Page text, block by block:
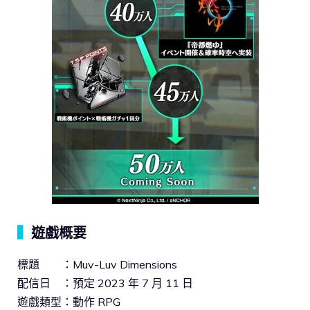
遊戲概要
標題 ：Muv-Luv Dimensions
配信日 ：預定 2023 年 7 月 11 日
遊戲類型：動作 RPG